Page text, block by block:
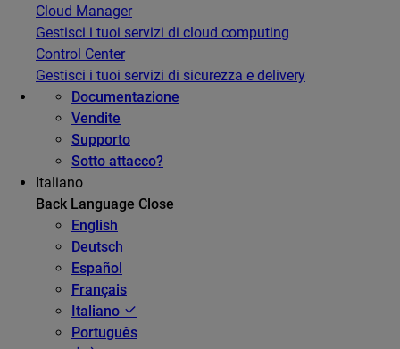
Cloud Manager
Gestisci i tuoi servizi di cloud computing
Control Center
Gestisci i tuoi servizi di sicurezza e delivery
Documentazione
Vendite
Supporto
Sotto attacco?
Italiano
Back Language Close
English
Deutsch
Español
Français
Italiano
Português